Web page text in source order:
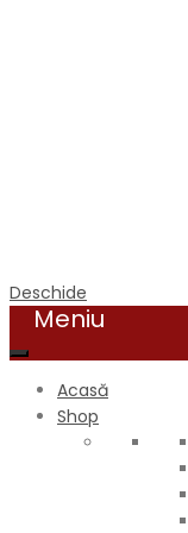
Deschide
Acasă
Shop